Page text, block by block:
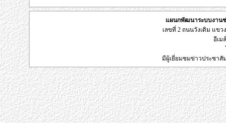
แผนกพัฒนาระบบงานช่
เลขที่ 2 ถนนวังเดิม แขว
อีเม
มีผู้เยี่ยมชมข่าวประชา